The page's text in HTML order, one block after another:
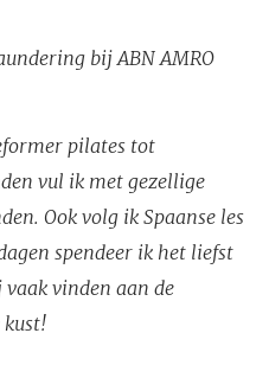
bij ABN AMRO
pilates tot
vul ik met gezellige
Ook volg ik Spaanse les
spendeer ik het liefst
vinden aan de
kust!